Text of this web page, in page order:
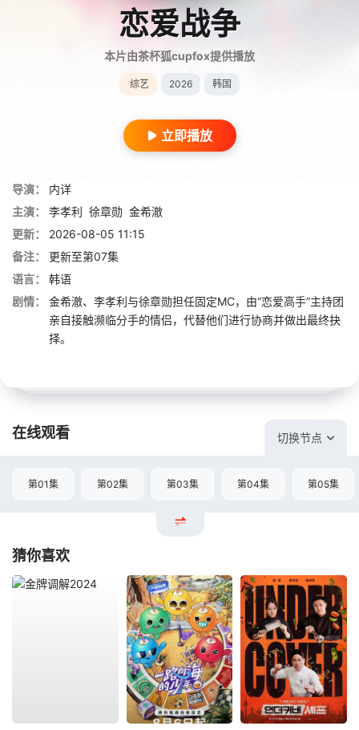
恋爱战争
本片由茶杯狐cupfox提供播放
综艺 2026 韩国
立即播放
导演：
内详
主演：
李孝利 徐章勋 金希澈
更新：
2026-08-05 11:15
备注：
更新至第07集
语言：
韩语
剧情：
金希澈、李孝利与徐章勋担任固定MC，由“恋爱高手”主持团
亲自接触濒临分手的情侣，代替他们进行协商并做出最终抉
择。
在线观看 切换节点
第01集 第02集 第03集 第04集 第05集
猜你喜欢